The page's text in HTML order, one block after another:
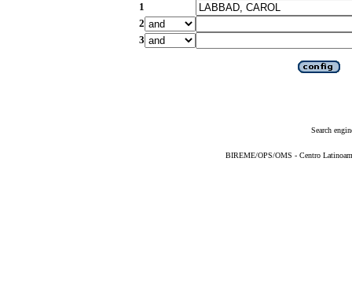
1
2
3
Search
BIREME/OPS/OMS - Centro